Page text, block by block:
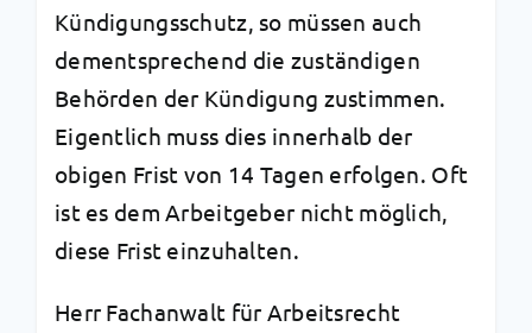
Kündigungsschutz, so müssen auch
dementsprechend die zuständigen
Behörden der Kündigung zustimmen.
Eigentlich muss dies innerhalb der
obigen Frist von 14 Tagen erfolgen. Oft
ist es dem Arbeitgeber nicht möglich,
diese Frist einzuhalten.
Herr Fachanwalt für Arbeitsrecht